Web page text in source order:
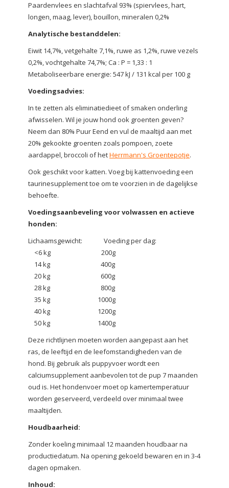
Paardenvlees en slachtafval 93% (spiervlees, hart,
longen, maag, lever), bouillon, mineralen 0,2%
Analytische bestanddelen:
Eiwit 14,7%, vetgehalte 7,1%, ruwe as 1,2%, ruwe vezels
0,2%, vochtgehalte 74,7%; Ca : P = 1,33 : 1
Metaboliseerbare energie: 547 kJ / 131 kcal per 100 g
Voedingsadvies:
In te zetten als eliminatiedieet of smaken onderling
afwisselen. Wil je jouw hond ook groenten geven?
Neem dan 80% Puur Eend en vul de maaltijd aan met
20% gekookte groenten zoals pompoen, zoete
aardappel, broccoli of hetHerrmann's Groentepotje.
Ook geschikt voor katten. Voeg bij kattenvoeding een
taurinesupplement toe om te voorzien in de dagelijkse
behoefte.
Voedingsaanbeveling voor volwassen en actieve
honden:
Lichaamsgewicht: Voeding per dag:
<6 kg 200g
14 kg 400g
20 kg 600g
28 kg 800g
35 kg 1000g
40 kg 1200g
50 kg 1400g
Deze richtlijnen moeten worden aangepast aan het
ras, de leeftijd en de leefomstandigheden van de
hond. Bij gebruik als puppyvoer wordt een
calciumsupplement aanbevolen tot de pup 7 maanden
oud is. Het hondenvoer moet op kamertemperatuur
worden geserveerd, verdeeld over minimaal twee
maaltijden.
Houdbaarheid:
Zonder koeling minimaal 12 maanden houdbaar na
productiedatum. Na opening gekoeld bewaren en in 3-4
dagen opmaken.
Inhoud: